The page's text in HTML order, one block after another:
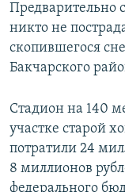
Предварительно
никто не
скопившегося
Бакчарского
Стадион на 140
участке старой
потратили 24
8 миллионов
федерального